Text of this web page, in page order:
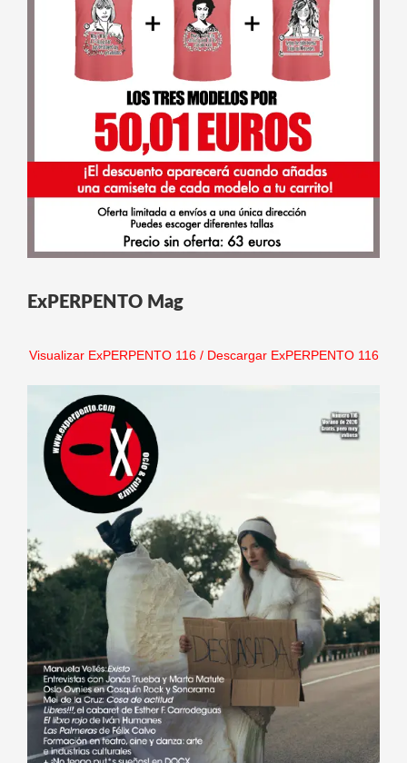
ExPERPENTO Mag
Visualizar ExPERPENTO 116/ Descargar ExPERPENTO 116